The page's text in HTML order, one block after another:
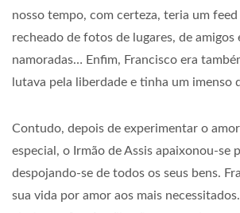
nosso tempo, com certeza, teria um
recheado de fotos de lugares, de amigos
namoradas… Enfim, Francisco era
lutava pela liberdade e tinha um imenso
Contudo, depois de experimentar o
especial, o Irmão de Assis apaixonou-se
despojando-se de todos os seus bens.
sua vida por amor aos mais